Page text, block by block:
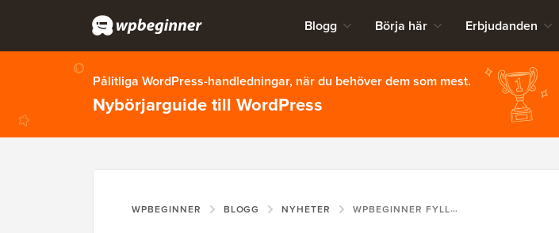
Blogg Börja här Erbjudanden
Pålitliga WordPress-handledningar, när du behöver dem som mest.
Nybörjarguide till WordPress
WPBEGINNER BLOGG NYHETER WPBEGINNER FYLLER 15 ÅR – REFLEKTIONER, UPPDATERINGAR OCH EN UTLOTTNING (50 000 USD I PRISER)